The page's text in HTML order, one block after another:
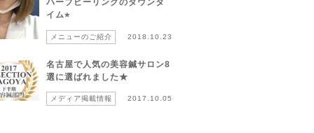
ハーブピーリングのダウンタ
イム⭐︎
メニューのご紹介 2018.10.23
名古屋で人気の美容鍼サロン8
選に選ばれました★
メディア掲載情報 2017.10.05